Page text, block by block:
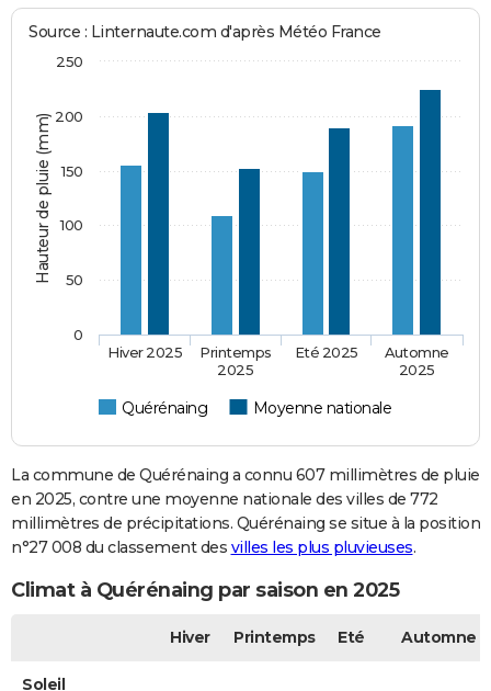
Hauteur de pluie (mm)
Source : Linternaute.com d'après Météo France
Quérénaing Moyenne nationale
Hiver 2025
Printemps
2025
Eté 2025
Automne
2025
0
50
100
150
200
250
La commune de Quérénaing a connu 607 millimètres de pluie
en 2025, contre une moyenne nationale des villes de 772
millimètres de précipitations. Quérénaing se situe à la position
n°27 008 du classement des villes les plus pluvieuses.
Climat à Quérénaing par saison en 2025
Hiver Printemps Eté Automne
Soleil